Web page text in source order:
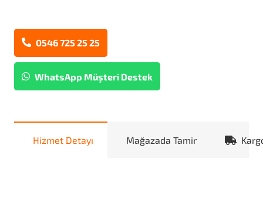
0546 725 25 25
WhatsApp Müşteri Destek
Hizmet Detayı Mağazada Tamir